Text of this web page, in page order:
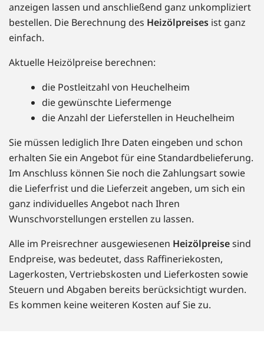
anzeigen lassen und anschließend ganz unkompliziert
bestellen. Die Berechnung des Heizölpreises ist ganz
einfach.
Aktuelle Heizölpreise berechnen:
die Postleitzahl von Heuchelheim
die gewünschte Liefermenge
die Anzahl der Lieferstellen in Heuchelheim
Sie müssen lediglich Ihre Daten eingeben und schon
erhalten Sie ein Angebot für eine Standardbelieferung.
Im Anschluss können Sie noch die Zahlungsart sowie
die Lieferfrist und die Lieferzeit angeben, um sich ein
ganz individuelles Angebot nach Ihren
Wunschvorstellungen erstellen zu lassen.
Alle im Preisrechner ausgewiesenen Heizölpreisesind
Endpreise, was bedeutet, dass Raffineriekosten,
Lagerkosten, Vertriebskosten und Lieferkosten sowie
Steuern und Abgaben bereits berücksichtigt wurden.
Es kommen keine weiteren Kosten auf Sie zu.